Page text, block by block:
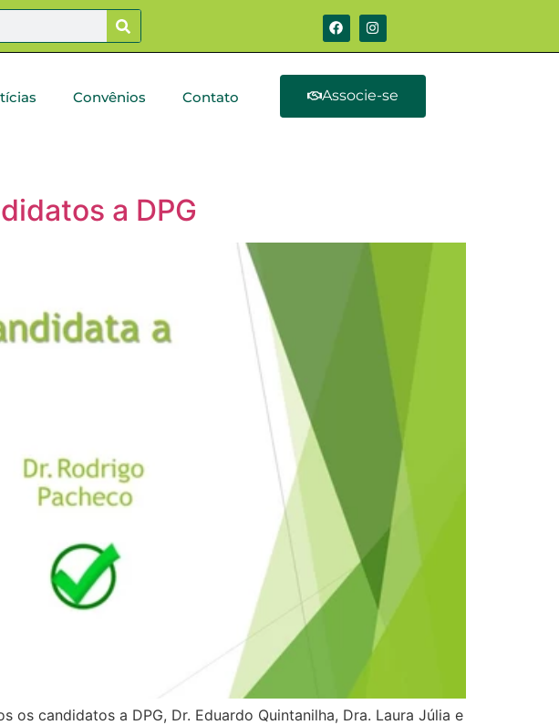
Convênios Contato Associe-se
a DPG
os candidatos a DPG, Dr. Eduardo Quintanilha, Dra. Laura Júlia e